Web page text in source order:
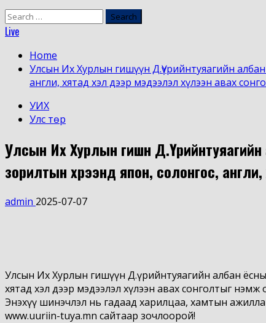
Search
for:
Live
Home
Улсын Их Хурлын гишүүн Д.Үүрийнтуяагийн
англи, хятад хэл дээр мэдээлэл хүлээн авах
УИХ
Улс төр
Улсын Их Хурлын гишүүн
зорилтын хүрээнд япон, солонгос,
admin 2025-07-07
Улсын Их Хурлын гишүүн Д.Үүрийнтуяагийн албан
хятад хэл дээр мэдээлэл хүлээн авах сонголтыг нэмж
Энэхүү шинэчлэл нь гадаад харилцаа, хамтын
www.uuriin-tuya.mn сайтаар зочлоорой!